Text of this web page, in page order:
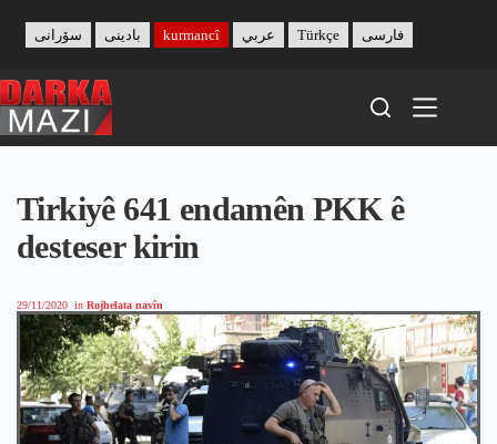
content
بادینی سۆرانی kurmancî عربي Türkçe فارسی
Tirkiyê 641 endamên PKK ê
desteser kirin
29/11/2020 in Rojhelata navîn